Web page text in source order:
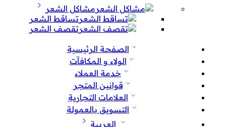
مشاكل الشعر
تساقط الشعر
تقصف الشعر
الصفحة الرئيسية
الولاء و المكافآت
خدمة العملاء
قوانين المتجر
العلامات التجارية
التسويق بالعمولة
العربية